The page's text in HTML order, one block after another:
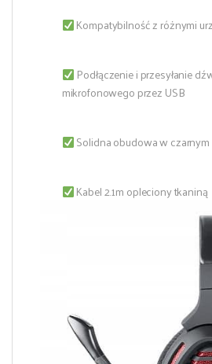
Kompatybilność z różnymi
Podłączenie i przesyłanie
mikrofonowego przez USB
Solidna obudowa w
Kabel 2.1m opleciony tkaniną